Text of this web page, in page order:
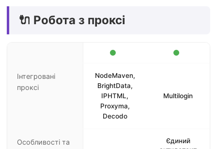
🔌 Робота з проксі
Інтегровані
проксі
NodeMaven,
BrightData,
IPHTML,
Proxyma,
Decodo
Multilogin
Особливості та
Єдиний